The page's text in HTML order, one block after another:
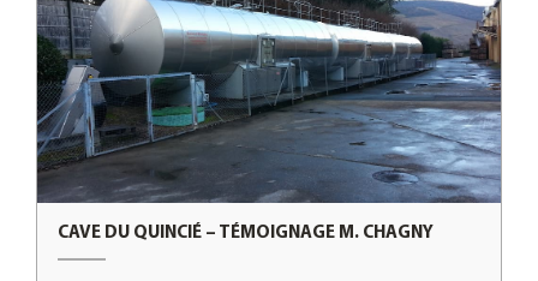
CAVE DU QUINCIÉ – TÉMOIGNAGE M. CHAGNY